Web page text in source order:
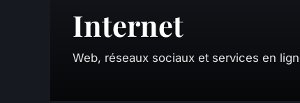
Internet
Web, réseaux sociaux et services en